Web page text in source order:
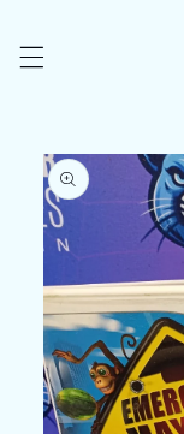
al contenido
directamente
a la
información
del producto